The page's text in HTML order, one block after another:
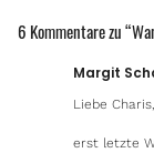
6 Kommentare zu “
Margit
Liebe Charis,
erst letzte